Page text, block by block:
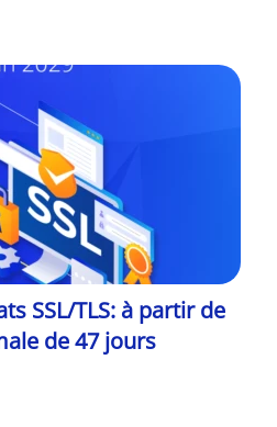
SSL/TLS: à partir de
de 47 jours